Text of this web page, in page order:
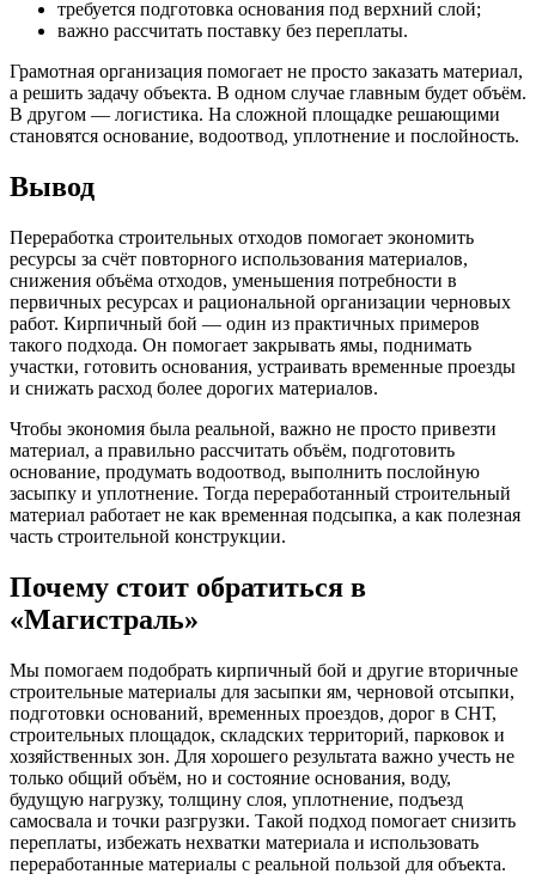
требуется подготовка основания под верхний слой;
важно рассчитать поставку без переплаты.
Грамотная организация помогает не просто заказать материал,
а решить задачу объекта. В одном случае главным будет объём.
В другом — логистика. На сложной площадке решающими
становятся основание, водоотвод, уплотнение и послойность.
Вывод
Переработка строительных отходов помогает экономить
ресурсы за счёт повторного использования материалов,
снижения объёма отходов, уменьшения потребности в
первичных ресурсах и рациональной организации черновых
работ. Кирпичный бой — один из практичных примеров
такого подхода. Он помогает закрывать ямы, поднимать
участки, готовить основания, устраивать временные проезды
и снижать расход более дорогих материалов.
Чтобы экономия была реальной, важно не просто привезти
материал, а правильно рассчитать объём, подготовить
основание, продумать водоотвод, выполнить послойную
засыпку и уплотнение. Тогда переработанный строительный
материал работает не как временная подсыпка, а как полезная
часть строительной конструкции.
Почему стоит обратиться в
«Магистраль»
Мы помогаем подобрать кирпичный бой и другие вторичные
строительные материалы для засыпки ям, черновой отсыпки,
подготовки оснований, временных проездов, дорог в СНТ,
строительных площадок, складских территорий, парковок и
хозяйственных зон. Для хорошего результата важно учесть не
только общий объём, но и состояние основания, воду,
будущую нагрузку, толщину слоя, уплотнение, подъезд
самосвала и точки разгрузки. Такой подход помогает снизить
переплаты, избежать нехватки материала и использовать
переработанные материалы с реальной пользой для объекта.